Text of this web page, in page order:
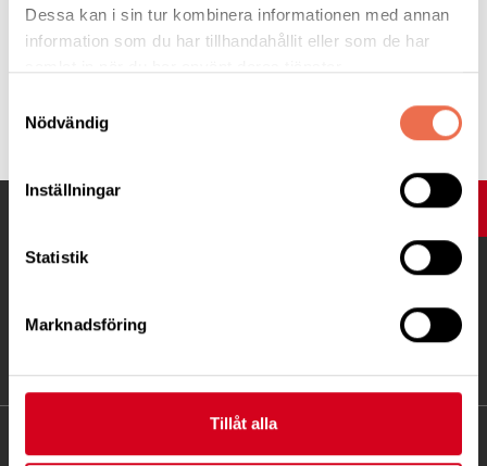
Dessa kan i sin tur kombinera informationen med annan
information som du har tillhandahållit eller som de har
Nödvändig
Inställningar
Statistik
Marknadsföring
Tillåt alla
Tipsa
UPP